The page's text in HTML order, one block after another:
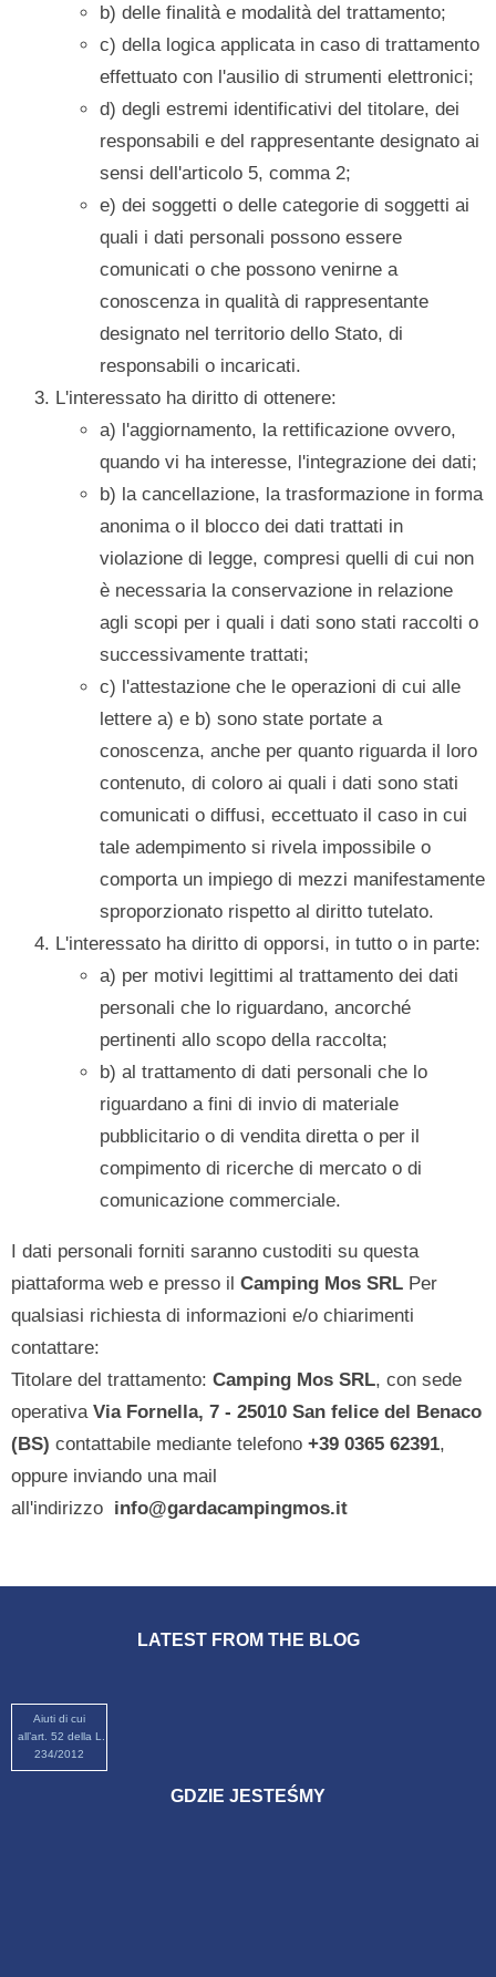
b) delle finalità e modalità del trattamento;
c) della logica applicata in caso di trattamento
effettuato con l'ausilio di strumenti elettronici;
d) degli estremi identificativi del titolare, dei
responsabili e del rappresentante designato ai
sensi dell'articolo 5, comma 2;
e) dei soggetti o delle categorie di soggetti ai
quali i dati personali possono essere
comunicati o che possono venirne a
conoscenza in qualità di rappresentante
designato nel territorio dello Stato, di
responsabili o incaricati.
L'interessato ha diritto di ottenere:
a) l'aggiornamento, la rettificazione ovvero,
quando vi ha interesse, l'integrazione dei dati;
b) la cancellazione, la trasformazione in forma
anonima o il blocco dei dati trattati in
violazione di legge, compresi quelli di cui non
è necessaria la conservazione in relazione
agli scopi per i quali i dati sono stati raccolti o
successivamente trattati;
c) l'attestazione che le operazioni di cui alle
lettere a) e b) sono state portate a
conoscenza, anche per quanto riguarda il loro
contenuto, di coloro ai quali i dati sono stati
comunicati o diffusi, eccettuato il caso in cui
tale adempimento si rivela impossibile o
comporta un impiego di mezzi manifestamente
sproporzionato rispetto al diritto tutelato.
L'interessato ha diritto di opporsi, in tutto o in parte:
a) per motivi legittimi al trattamento dei dati
personali che lo riguardano, ancorché
pertinenti allo scopo della raccolta;
b) al trattamento di dati personali che lo
riguardano a fini di invio di materiale
pubblicitario o di vendita diretta o per il
compimento di ricerche di mercato o di
comunicazione commerciale.
I dati personali forniti saranno custoditi su questa
piattaforma web e presso il Camping Mos SRL Per
qualsiasi richiesta di informazioni e/o chiarimenti
contattare:
Titolare del trattamento: Camping Mos SRL, con sede
operativa Via Fornella, 7 - 25010 San felice del Benaco
(BS) contattabile mediante telefono +39 0365 62391,
oppure inviando una mail
all'indirizzo info@gardacampingmos.it
LATEST FROM THE BLOG
Aiuti di cui
all’art. 52 della L.
234/2012
GDZIE JESTEŚMY